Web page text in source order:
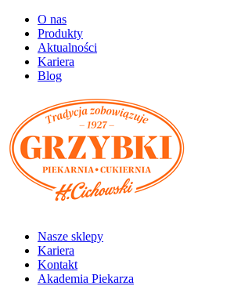
O nas
Produkty
Aktualności
Kariera
Blog
Nasze sklepy
Kariera
Kontakt
Akademia Piekarza